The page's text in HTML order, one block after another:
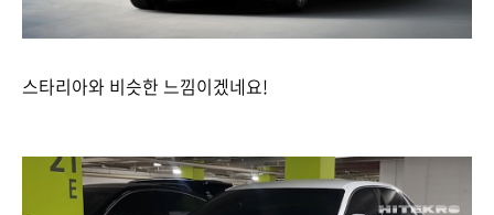
스타리아와 비슷한 느낌이겠네요!